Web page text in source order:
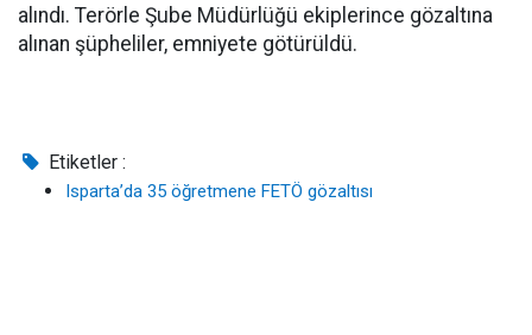
alındı. Terörle Şube Müdürlüğü ekiplerince gözaltına
alınan şüpheliler, emniyete götürüldü.
Etiketler :
Isparta’da 35 öğretmene FETÖ gözaltısı